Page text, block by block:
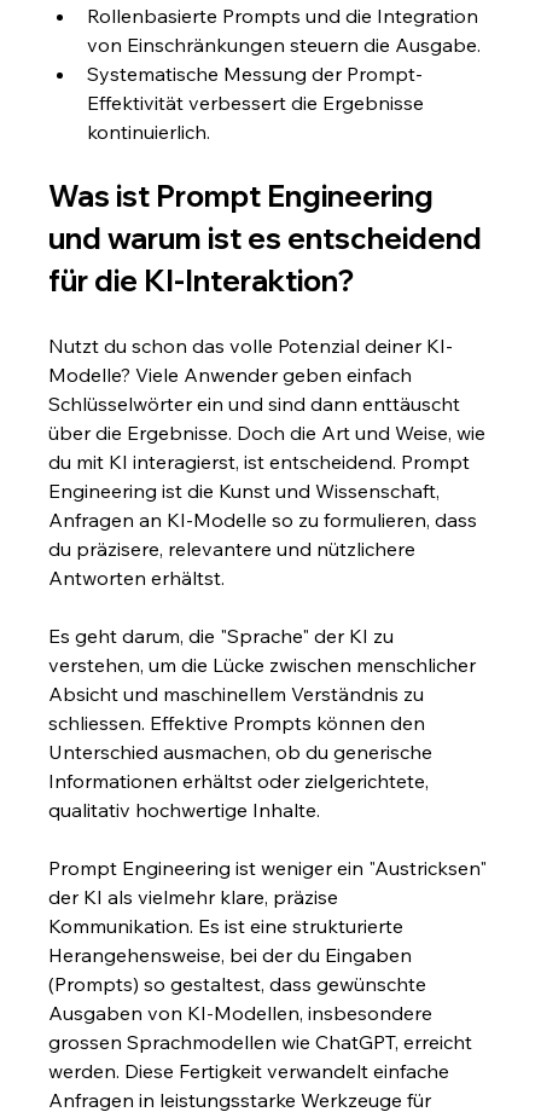
Rollenbasierte Prompts und die Integration
von Einschränkungen steuern die Ausgabe.
Systematische Messung der Prompt-
Effektivität verbessert die Ergebnisse
kontinuierlich.
Was ist Prompt Engineering
und warum ist es entscheidend
für die KI-Interaktion?
Nutzt du schon das volle Potenzial deiner KI-
Modelle? Viele Anwender geben einfach
Schlüsselwörter ein und sind dann enttäuscht
über die Ergebnisse. Doch die Art und Weise, wie
du mit KI interagierst, ist entscheidend. Prompt
Engineering ist die Kunst und Wissenschaft,
Anfragen an KI-Modelle so zu formulieren, dass
du präzisere, relevantere und nützlichere
Antworten erhältst.
Es geht darum, die "Sprache" der KI zu
verstehen, um die Lücke zwischen menschlicher
Absicht und maschinellem Verständnis zu
schliessen. Effektive Prompts können den
Unterschied ausmachen, ob du generische
Informationen erhältst oder zielgerichtete,
qualitativ hochwertige Inhalte.
Prompt Engineering ist weniger ein "Austricksen"
der KI als vielmehr klare, präzise
Kommunikation. Es ist eine strukturierte
Herangehensweise, bei der du Eingaben
(Prompts) so gestaltest, dass gewünschte
Ausgaben von KI-Modellen, insbesondere
grossen Sprachmodellen wie ChatGPT, erreicht
werden. Diese Fertigkeit verwandelt einfache
Anfragen in leistungsstarke Werkzeuge für